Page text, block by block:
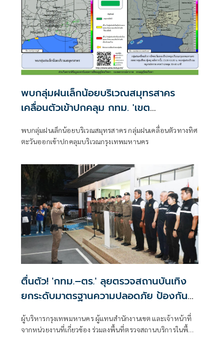
พบกลุ่มฝนเล็กน้อยบริเวณสมุทรสาคร
เคลื่อนตัวเข้าปกคลุม กทม. 'เขต
บางขุนเทียน-ทุ่งครุ'
พบกลุ่มฝนเล็กน้อยบริเวณสมุทรสาคร กลุ่มฝนเคลื่อนตัวทางทิศ
ตะวันออกเข้าปกคลุมบริเวณกรุงเทพมหานคร
ตื่นตัว! 'กทม.–ตร.' ลุยตรวจสถานบันเทิง
ยกระดับมาตรฐานความปลอดภัย ป้องกัน
ผู้บริหารกรุงเทพมหานคร ผู้แทนสำนักงานเขต และเจ้าหน้าที่
จากหน่วยงานที่เกี่ยวข้อง ร่วมลงพื้นที่ตรวจสถานบริการในพื้นที่